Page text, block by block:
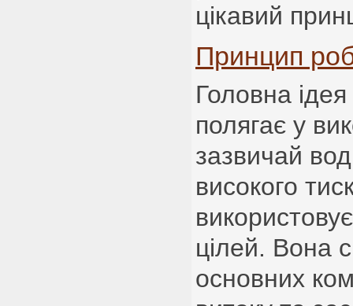
цікавий
Принцип
Головна ідея
полягає у
зазвичай
високого
цілей. Вона
основних